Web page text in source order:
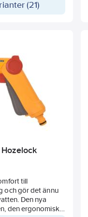
(21)
till
och gör det ännu
Den nya
den ergonomiska